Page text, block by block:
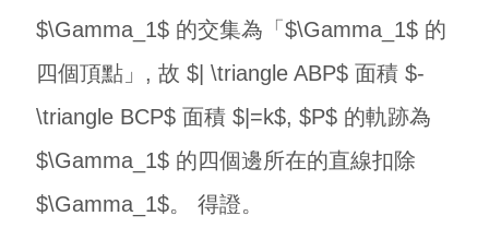
$\Gamma_1$ 的交集為「$\Gamma_1$ 的
四個頂點」, 故 $| \triangle ABP$ 面積 $-
\triangle BCP$ 面積 $|=k$, $P$ 的軌跡為
$\Gamma_1$ 的四個邊所在的直線扣除
$\Gamma_1$。 得證。